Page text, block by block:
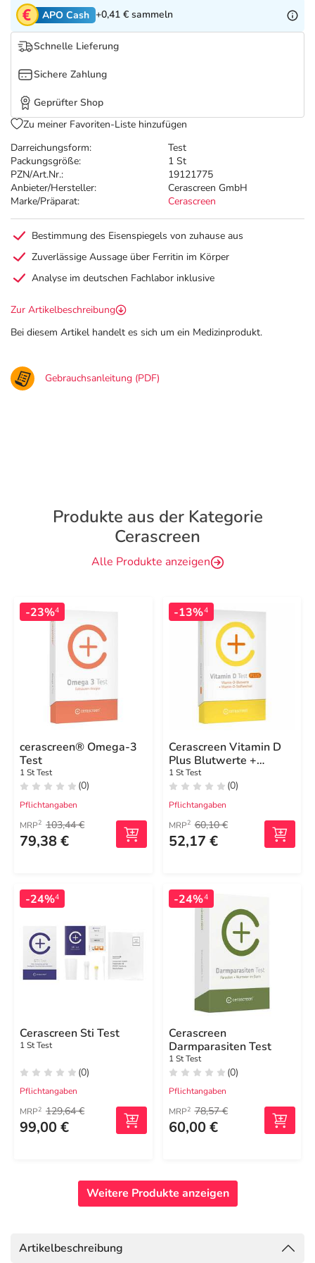
Tierapotheke
Vitamine & Mineralstoffe
Marken
Salus Deals
Darreichungsform:
Test
Packungsgröße:
1 St
PZN/Art.Nr.:
19121775
Anbieter/Hersteller:
Cerascreen GmbH
Marke/Präparat:
Cerascreen
APO Cash +0,41 € sammeln
Schnelle Lieferung
Sichere Zahlung
Geprüfter Shop
Zu meiner Favoriten-Liste hinzufügen
Bestimmung des Eisenspiegels von zuhause aus
Zuverlässige Aussage über Ferritin im Körper
Analyse im deutschen Fachlabor inklusive
Zur Artikelbeschreibung
Bei diesem Artikel handelt es sich um ein Medizinprodukt.
Gebrauchsanleitung (PDF)
Produkte aus der Kategorie
Cerascreen
Alle Produkte anzeigen
-23%4
cerascreen® Omega-3
Test
1 St Test
(0)
Pflichtangaben
MRP2 103,44 €
79,38 €
-13%4
Cerascreen Vitamin D
Plus Blutwerte +
Stoffwech.Test
1 St Test
(0)
Pflichtangaben
MRP2 60,10 €
52,17 €
-24%4
Cerascreen Sti Test
1 St Test
(0)
Pflichtangaben
MRP2 129,64 €
99,00 €
-24%4
Cerascreen
Darmparasiten Test
1 St Test
(0)
Pflichtangaben
MRP2 78,57 €
60,00 €
Weitere Produkte anzeigen
Artikelbeschreibung